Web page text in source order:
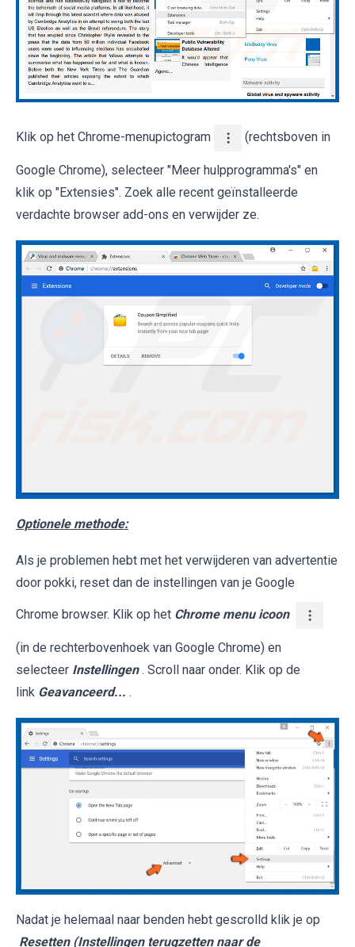
Klik op het Chrome-menupictogram (rechtsboven in
Google Chrome), selecteer "Meer hulpprogramma's" en
klik op "Extensies". Zoek alle recent geïnstalleerde
verdachte browser add-ons en verwijder ze.
Optionele methode:
Als je problemen hebt met het verwijderen van advertentie
door pokki, reset dan de instellingen van je Google
Chrome browser. Klik op het Chrome menu icoon
(in de rechterbovenhoek van Google Chrome) en
selecteer Instellingen . Scroll naar onder. Klik op de
link Geavanceerd... .
Nadat je helemaal naar benden hebt gescrolld klik je op
Resetten (Instellingen terugzetten naar de